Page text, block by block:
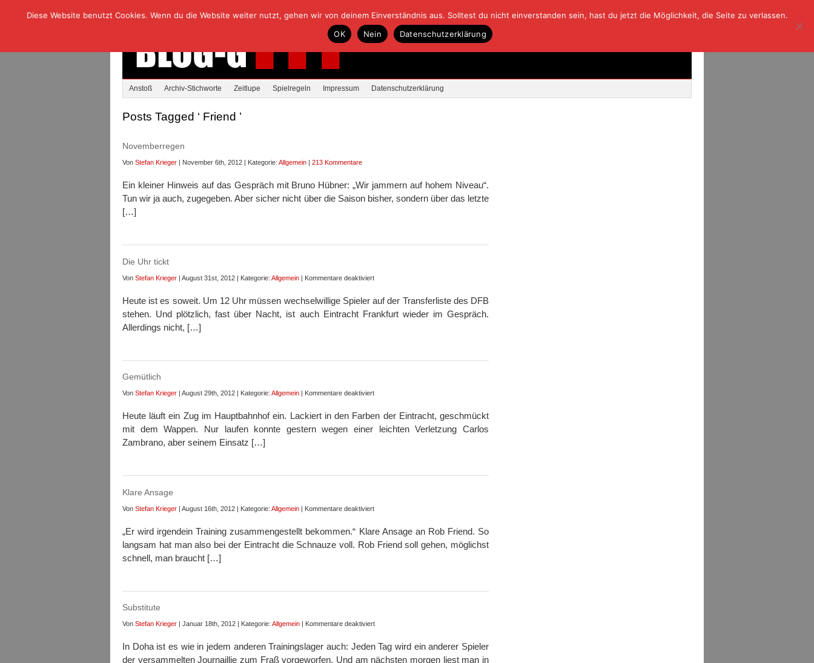
Anstoß Archiv-Stichworte Zeitlupe Spielregeln Impressum Datenschutzerklärung
Posts Tagged ‘ Friend ’
Novemberregen
Von Stefan Krieger | November 6th, 2012 | Kategorie: Allgemein | 213 Kommentare
Ein kleiner Hinweis auf das Gespräch mit Bruno Hübner: „Wir jammern auf hohem Niveau“.
Tun wir ja auch, zugegeben. Aber sicher nicht über die Saison bisher, sondern über das letzte
[…]
Die Uhr tickt
Von Stefan Krieger | August 31st, 2012 | Kategorie: Allgemein | Kommentare deaktiviertfür
Uhr
tickt
Heute ist es soweit. Um 12 Uhr müssen wechselwillige Spieler auf der Transferliste des DFB
stehen. Und plötzlich, fast über Nacht, ist auch Eintracht Frankfurt wieder im Gespräch.
Allerdings nicht, […]
Gemütlich
Von Stefan Krieger | August 29th, 2012 | Kategorie: Allgemein | Kommentare deaktiviertfür
Heute läuft ein Zug im Hauptbahnhof ein. Lackiert in den Farben der Eintracht, geschmückt
mit dem Wappen. Nur laufen konnte gestern wegen einer leichten Verletzung Carlos
Zambrano, aber seinem Einsatz […]
Klare Ansage
Von Stefan Krieger | August 16th, 2012 | Kategorie: Allgemein | Kommentare deaktiviertfür
Ansage
„Er wird irgendein Training zusammengestellt bekommen.“ Klare Ansage an Rob Friend. So
langsam hat man also bei der Eintracht die Schnauze voll. Rob Friend soll gehen, möglichst
schnell, man braucht […]
Substitute
Von Stefan Krieger | Januar 18th, 2012 | Kategorie: Allgemein | Kommentare deaktiviertfür
In Doha ist es wie in jedem anderen Trainingslager auch: Jeden Tag wird ein anderer Spieler
der versammelten Journaillie zum Fraß vorgeworfen. Und am nächsten morgen liest man in
Diese Website benutzt Cookies. Wenn du die Website weiter nutzt, gehen wir von deinem Einverständnis aus. Solltest du nicht einverstanden sein, hast du jetzt die Möglichkeit, die Seite zu verlassen.
OK
Nein Datenschutzerklärung